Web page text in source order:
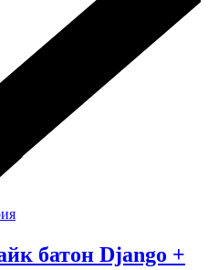
батон Django +